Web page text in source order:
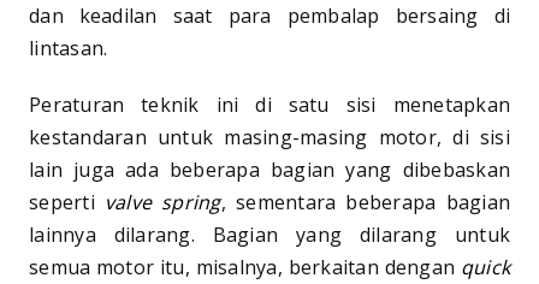
dan keadilan saat para pembalap bersaing di
lintasan.
Peraturan teknik ini di satu sisi menetapkan
kestandaran untuk masing-masing motor, di sisi
lain juga ada beberapa bagian yang dibebaskan
seperti valve spring, sementara beberapa bagian
lainnya dilarang. Bagian yang dilarang untuk
semua motor itu, misalnya, berkaitan dengan quick